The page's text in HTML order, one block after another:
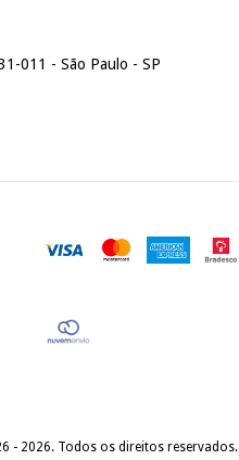
011 - São Paulo - SP
- 2026. Todos os direitos reservados.